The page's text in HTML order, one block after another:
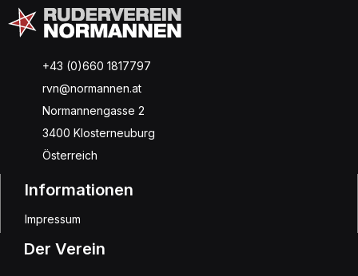
+43 (0)660 1817797
rvn@normannen.at
Normannengasse 2
3400 Klosterneuburg
Österreich
Informationen
Impressum
Der Verein